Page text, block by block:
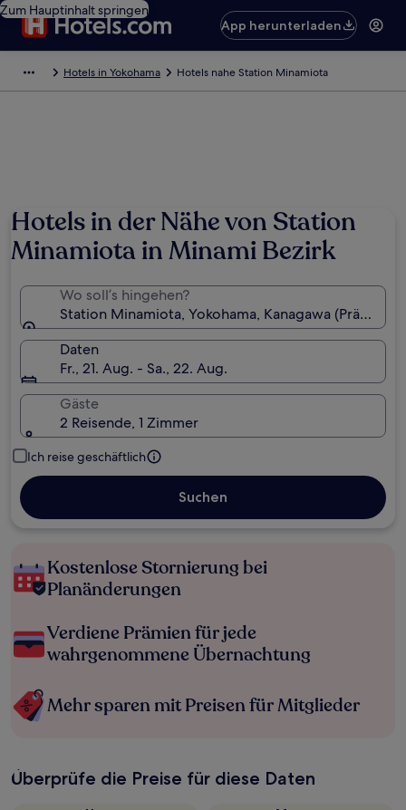
Zum Hauptinhalt springen
App herunterladen
Hotels in Yokohama Hotels nahe Station Minamiota
Hotels in der Nähe von Station
Minamiota in Minami Bezirk
Wo soll’s hingehen?
Station Minamiota, Yokohama, Kanagawa
Daten
Fr., 21. Aug. - Sa., 22. Aug.
Gäste
2 Reisende, 1 Zimmer
Ich reise geschäftlich
Suchen
Kostenlose Stornierung bei
Planänderungen
Verdiene Prämien für jede
wahrgenommene Übernachtung
Mehr sparen mit Preisen für Mitglieder
Überprüfe die Preise für diese Daten